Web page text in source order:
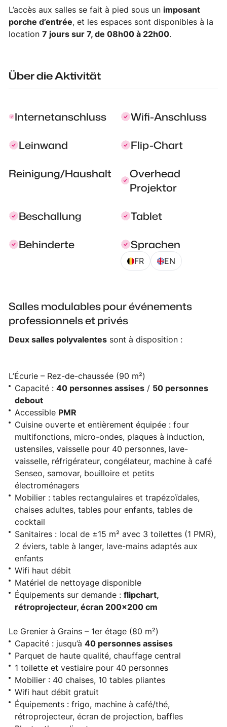
L’accès aux salles se fait à pied sous un imposant
porche d’entrée, et les espaces sont disponibles à la
location7 jours sur 7, de 08h00 à 22h00.
Über die Aktivität
Internetanschluss
Wifi-Anschluss
Leinwand
Flip-Chart
Reinigung/Haushalt
Overhead
Projektor
Beschallung
Tablet
Behinderte
Sprachen
FR EN
Salles modulables pour événements
professionnels et privés
Deux salles polyvalentes sont à disposition :
L’Écurie – Rez-de-chaussée (90 m²)
Capacité :40 personnes assises / 50 personnes
debout
Accessible PMR
Cuisine ouverte et entièrement équipée : four
multifonctions, micro-ondes, plaques à induction,
ustensiles, vaisselle pour 40 personnes, lave-
vaisselle, réfrigérateur, congélateur, machine à café
Senseo, samovar, bouilloire et petits
électroménagers
Mobilier : tables rectangulaires et trapézoïdales,
chaises adultes, tables pour enfants, tables de
cocktail
Sanitaires : local de ±15 m² avec 3 toilettes (1 PMR),
2 éviers, table à langer, lave-mains adaptés aux
enfants
Wifi haut débit
Matériel de nettoyage disponible
Équipements sur demande :flipchart,
rétroprojecteur, écran 200x200 cm
Le Grenier à Grains – 1er étage (80 m²)
Capacité : jusqu’à40 personnes assises
Parquet de haute qualité, chauffage central
1 toilette et vestiaire pour 40 personnes
Mobilier : 40 chaises, 10 tables pliantes
Wifi haut débit gratuit
Équipements : frigo, machine à café/thé,
rétroprojecteur, écran de projection, baffles